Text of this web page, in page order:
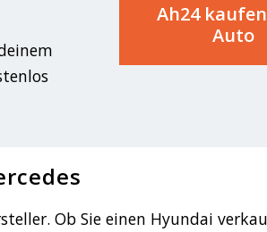
Ah24
Auto
Ob Sie einen Hyundai